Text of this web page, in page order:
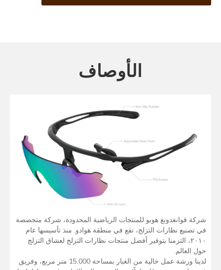
الأوصاف
شركة قوانغدونغ هوبو للمنتجات الرياضية المحدودة، شركة متخصصة
في تصنيع نظارات التزلج، تقع في منطقة هوادو. منذ تأسيسها عام
٢٠١٠، التزمنا بتوفير أفضل منتجات نظارات التزلج لعشاق التزلج
حول العالم.
لدينا ورشة عمل خالية من الغبار بمساحة 15,000 متر مربع، وفريق